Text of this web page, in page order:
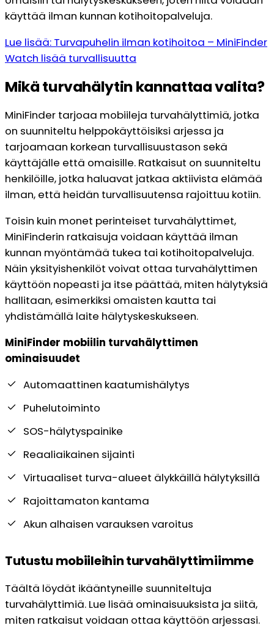
käyttää ilman kunnan kotihoitopalveluja.
Lue lisää: Turvapuhelin ilman kotihoitoa – MiniFinder
Watch lisää turvallisuutta
Mikä turvahälytin kannattaa valita?
MiniFinder tarjoaa mobiileja turvahälyttimiä, jotka
on suunniteltu helppokäyttöisiksi arjessa ja
tarjoamaan korkean turvallisuustason sekä
käyttäjälle että omaisille. Ratkaisut on suunniteltu
henkilöille, jotka haluavat jatkaa aktiivista elämää
ilman, että heidän turvallisuutensa rajoittuu kotiin.
Toisin kuin monet perinteiset turvahälyttimet,
MiniFinderin ratkaisuja voidaan käyttää ilman
kunnan myöntämää tukea tai kotihoitopalveluja.
Näin yksityishenkilöt voivat ottaa turvahälyttimen
käyttöön nopeasti ja itse päättää, miten hälytyksiä
hallitaan, esimerkiksi omaisten kautta tai
yhdistämällä laite hälytyskeskukseen.
MiniFinder mobiilin turvahälyttimen
ominaisuudet
Automaattinen kaatumishälytys
Puhelutoiminto
SOS-hälytyspainike
Reaaliaikainen sijainti
Virtuaaliset turva-alueet älykkäillä hälytyksillä
Rajoittamaton kantama
Akun alhaisen varauksen varoitus
Tutustu mobiileihin turvahälyttimiimme
Täältä löydät ikääntyneille suunniteltuja
turvahälyttimiä. Lue lisää ominaisuuksista ja siitä,
miten ratkaisut voidaan ottaa käyttöön arjessasi.